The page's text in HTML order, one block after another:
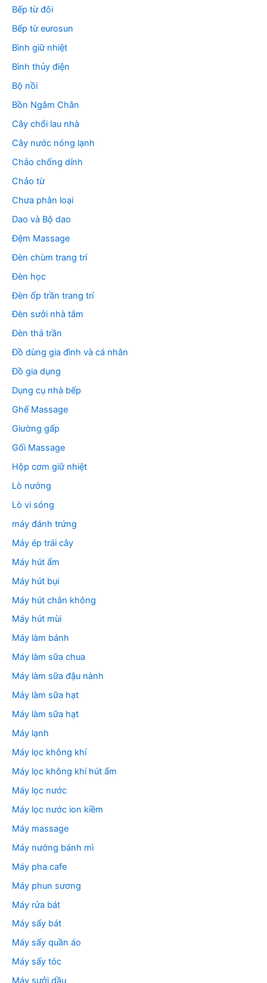
Bếp từ đôi
Bếp từ eurosun
Bình giữ nhiệt
Bình thủy điện
Bộ nồi
Bồn Ngâm Chân
Cây chổi lau nhà
Cây nước nóng lạnh
Chảo chống dính
Chảo từ
Chưa phân loại
Dao và Bộ dao
Đệm Massage
Đèn chùm trang trí
Đèn học
Đèn ốp trần trang trí
Đèn sưởi nhà tắm
Đèn thả trần
Đồ dùng gia đình và cá nhân
Đồ gia dụng
Dụng cụ nhà bếp
Ghế Massage
Giường gấp
Gối Massage
Hộp cơm giữ nhiệt
Lò nướng
Lò vi sóng
máy đánh trứng
Máy ép trái cây
Máy hút ẩm
Máy hút bụi
Máy hút chân không
Máy hút mùi
Máy làm bánh
Máy làm sữa chua
Máy làm sữa đậu nành
Máy làm sữa hạt
Máy làm sữa hạt
Máy lạnh
Máy lọc không khí
Máy lọc không khí hút ẩm
Máy lọc nước
Máy lọc nước ion kiềm
Máy massage
Máy nướng bánh mì
Máy pha cafe
Máy phun sương
Máy rửa bát
Máy sấy bát
Máy sấy quần áo
Máy sấy tóc
Máy sưởi dầu